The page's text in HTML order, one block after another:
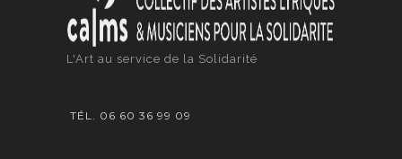
L'Art au service de la Solidarité
TÉL. 06 60 36 99 09